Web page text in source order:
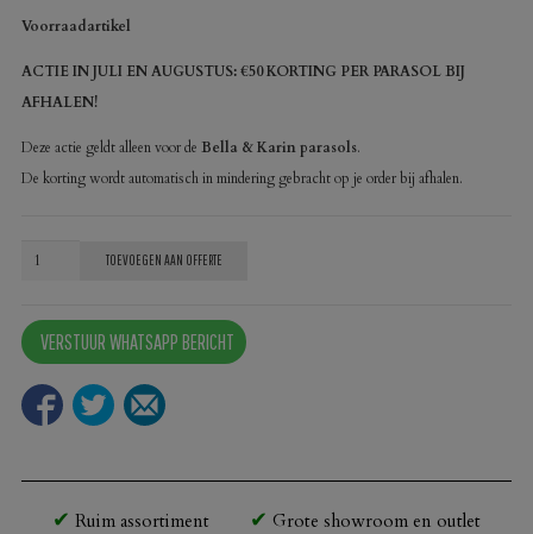
Voorraadartikel
ACTIE IN JULI EN AUGUSTUS: €50 KORTING PER PARASOL BIJ
AFHALEN!
Deze actie geldt alleen voor de Bella & Karin parasols.
De korting wordt automatisch in mindering gebracht op je order bij afhalen.
Parasol
300x400
zwart
TOEVOEGEN AAN OFFERTE
VERSTUUR WHATSAPP BERICHT
Ruim assortiment
Grote showroom en outlet